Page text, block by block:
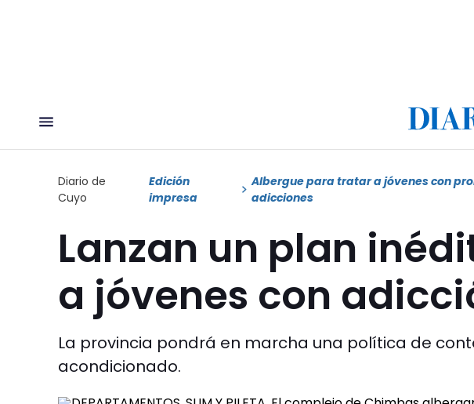
Diario de
Cuyo
Edición
impresa
Albergue para tratar a jóvenes con
adicciones
Lanzan un plan
a jóvenes con
La provincia pondrá en marcha una política de
acondicionado.